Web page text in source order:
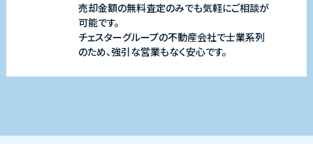
売却金額の無料査定のみでも気軽にご相談が
可能です。
チェスターグループの不動産会社で士業系列
のため、強引な営業もなく安心です。